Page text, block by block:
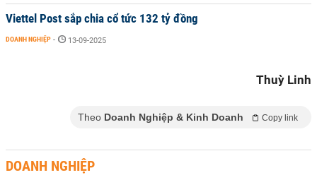
Viettel Post sắp chia cổ tức 132 tỷ đồng
DOANH NGHIỆP - 13-09-2025
Thuỳ Linh
Theo Doanh Nghiệp & Kinh Doanh Copy link
DOANH NGHIỆP